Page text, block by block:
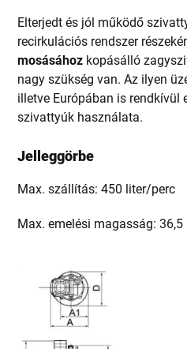
Elterjedt és jól működő
recirkulációs rendszer
mosásához kopásálló
nagy szükség van. Az ilyen
illetve Európában is rendkívül
szivattyúk használata.
Jelleggörbe
Max. szállítás: 450 liter/perc
Max. emelési magasság: 36,5